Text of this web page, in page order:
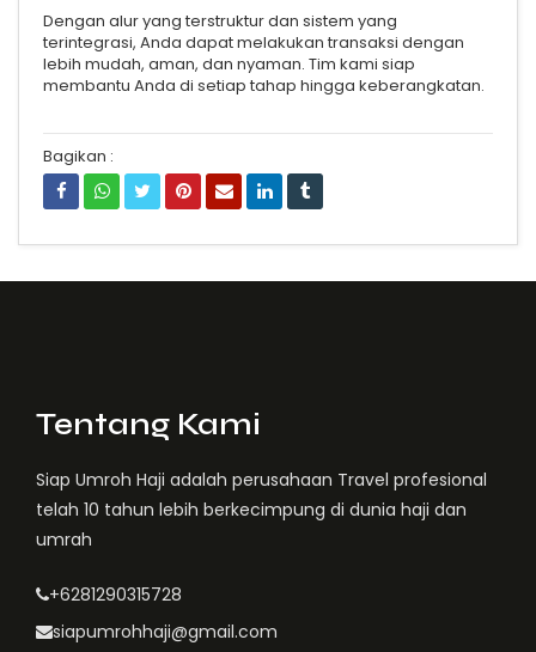
Dengan alur yang terstruktur dan sistem yang
terintegrasi, Anda dapat melakukan transaksi dengan
lebih mudah, aman, dan nyaman. Tim kami siap
membantu Anda di setiap tahap hingga keberangkatan.
Bagikan :
Tentang Kami
Siap Umroh Haji adalah perusahaan Travel profesional
telah 10 tahun lebih berkecimpung di dunia haji dan
umrah
+6281290315728
siapumrohhaji@gmail.com